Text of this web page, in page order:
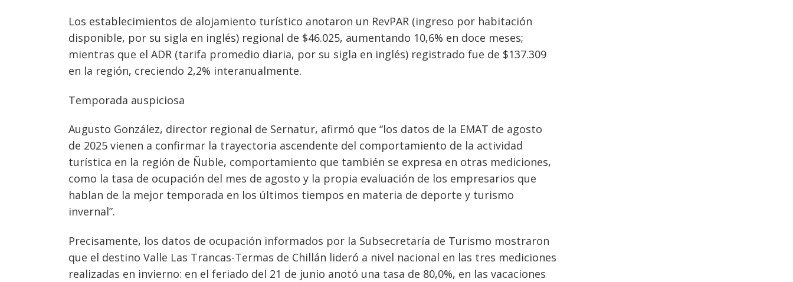
Los establecimientos de alojamiento turístico anotaron un RevPAR (ingreso por habitación
disponible, por su sigla en inglés) regional de $46.025, aumentando 10,6% en doce meses;
mientras que el ADR (tarifa promedio diaria, por su sigla en inglés) registrado fue de $137.309
en la región, creciendo 2,2% interanualmente.
Temporada auspiciosa
Augusto González, director regional de Sernatur, afirmó que “los datos de la EMAT de agosto
de 2025 vienen a confirmar la trayectoria ascendente del comportamiento de la actividad
turística en la región de Ñuble, comportamiento que también se expresa en otras mediciones,
como la tasa de ocupación del mes de agosto y la propia evaluación de los empresarios que
hablan de la mejor temporada en los últimos tiempos en materia de deporte y turismo
invernal”.
Precisamente, los datos de ocupación informados por la Subsecretaría de Turismo mostraron
que el destino Valle Las Trancas-Termas de Chillán lideró a nivel nacional en las tres mediciones
realizadas en invierno: en el feriado del 21 de junio anotó una tasa de 80,0%, en las vacaciones